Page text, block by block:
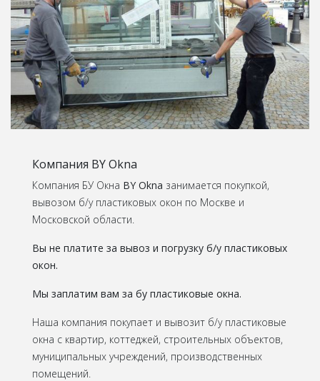
Компания BY Okna
Компания БУ Окна BY Okna занимается покупкой,
вывозом б/у пластиковых окон по Москве и
Московской области.
Вы не платите за вывоз и погрузку б/у пластиковых
окон.
Мы заплатим вам за бу пластиковые окна.
Наша компания покупает и вывозит б/у пластиковые
окна с квартир, коттеджей, строительных объектов,
муниципальных учреждений, производственных
помещений.